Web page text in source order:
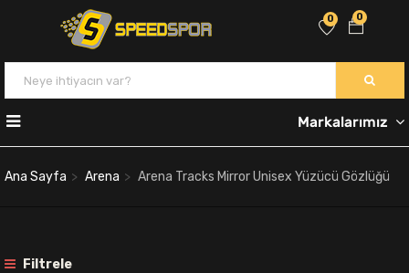
0
0
Markalarımız
Ana Sayfa Arena Arena Tracks Mirror Unisex Yüzücü Gözlüğü
Filtrele